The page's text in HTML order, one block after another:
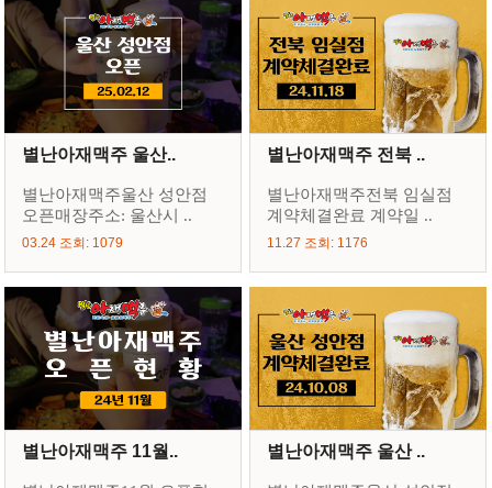
별난아재맥주 울산..
별난아재맥주울산 성안점
오픈매장주소: 울산시 ..
03.24 조회: 1079
별난아재맥주 전북 ..
별난아재맥주전북 임실점
계약체결완료 계약일 ..
11.27 조회: 1176
별난아재맥주 11월.. 별난아재맥주 울산 ..